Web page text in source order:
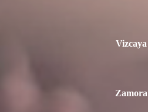
Vizcaya
Zamora